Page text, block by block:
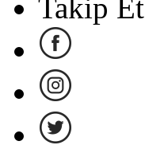
Takip Et